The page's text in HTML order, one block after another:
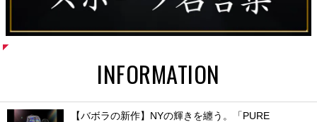
INFORMATION
【バボラの新作】NYの輝きを纏う。「PURE